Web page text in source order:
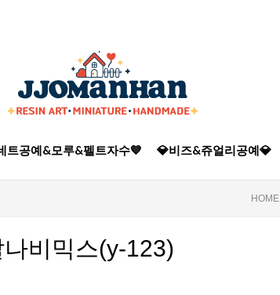
트공예&모루&펠트자수💙 💎비즈&쥬얼리공예💎
HOME
비믹스(y-123)